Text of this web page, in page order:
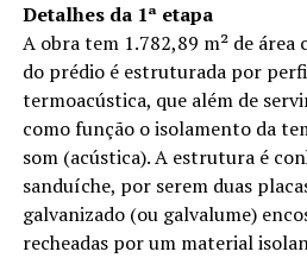
Detalhes da 1ª etapa
A obra tem 1.782,89 m² de
do prédio é estruturada por
termoacústica, que além de
como função o isolamento da
som (acústica). A estrutura é
sanduíche, por serem duas
galvanizado (ou galvalume)
recheadas por um material